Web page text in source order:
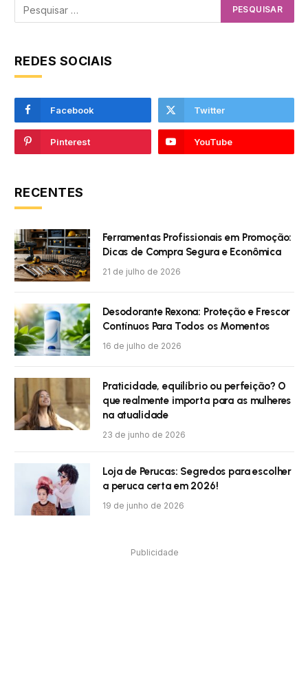
REDES SOCIAIS
Facebook Twitter
Pinterest YouTube
RECENTES
Ferramentas Profissionais em Promoção:
Dicas de Compra Segura e Econômica
21 de julho de 2026
Desodorante Rexona: Proteção e Frescor
Contínuos Para Todos os Momentos
16 de julho de 2026
Praticidade, equilíbrio ou perfeição? O
que realmente importa para as mulheres
na atualidade
23 de junho de 2026
Loja de Perucas: Segredos para escolher
a peruca certa em 2026!
19 de junho de 2026
Publicidade